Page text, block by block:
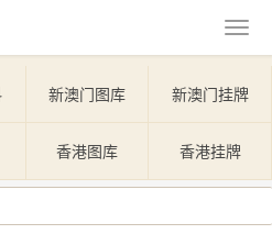
新澳门图库 新澳门挂牌
香港图库 香港挂牌